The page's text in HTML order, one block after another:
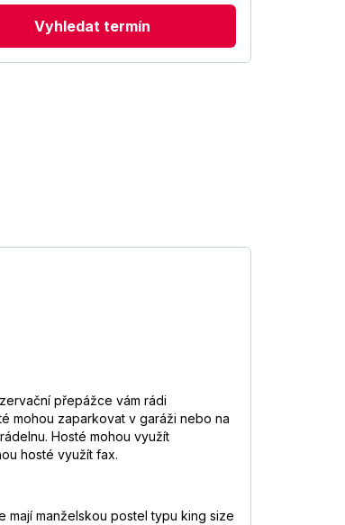
Vyhledat termín
přepážce vám rádi
mohou zaparkovat v garáži nebo na
Hosté mohou využít
hosté využít fax.
mají manželskou postel typu king size